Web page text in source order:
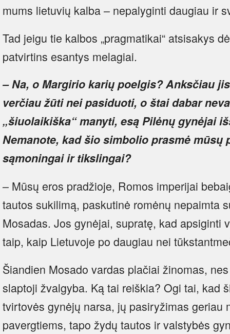
mums lietuvių kalba – nepalyginti daugiau ir
Tad jeigu tie kalbos „pragmatikai“ atsisakys
patvirtins esantys melagiai.
– Na, o Margirio karių poelgis? Anksčiau
verčiau žūti nei pasiduoti, o štai dabar
„šiuolaikiška“ manyti, esą Pilėnų gynėjai
Nemanote, kad šio simbolio prasmė mūsų
sąmoningai ir tikslingai?
– Mūsų eros pradžioje, Romos imperijai
tautos sukilimą, paskutinė romėnų nepaimta
Mosadas. Jos gynėjai, supratę, kad apsiginti
taip, kaip Lietuvoje po daugiau nei
Šiandien Mosado vardas plačiai žinomas,
slaptoji žvalgyba. Ką tai reiškia? Ogi tai, kad
tvirtovės gynėjų narsa, jų pasiryžimas geriau
pavergtiems, tapo žydų tautos ir valstybės